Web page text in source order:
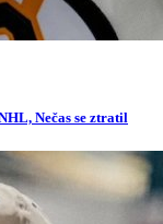
Nečas se ztratil